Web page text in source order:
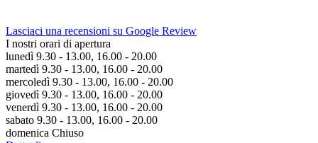
Lasciaci una recensioni su Google Review
I nostri orari di apertura
lunedì 9.30 - 13.00, 16.00 - 20.00
martedì 9.30 - 13.00, 16.00 - 20.00
mercoledì 9.30 - 13.00, 16.00 - 20.00
giovedì 9.30 - 13.00, 16.00 - 20.00
venerdì 9.30 - 13.00, 16.00 - 20.00
sabato 9.30 - 13.00, 16.00 - 20.00
domenica Chiuso